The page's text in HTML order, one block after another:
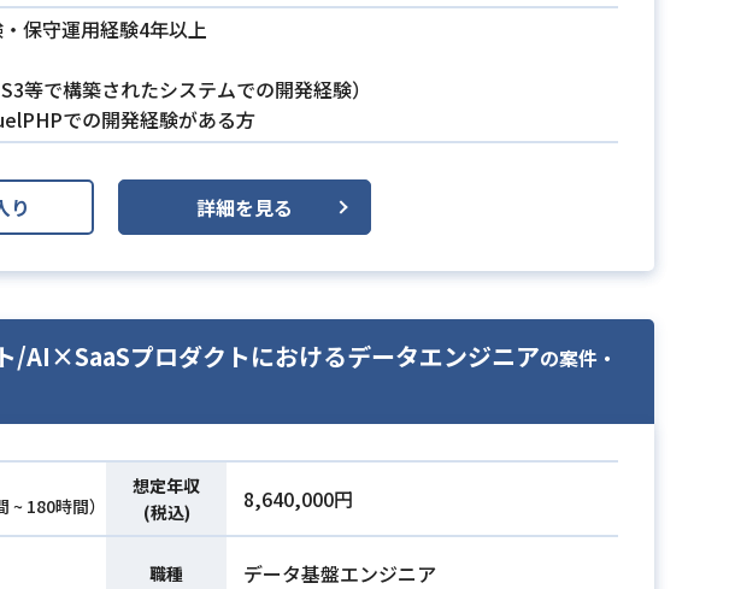
保守運用経験4年以上
等で構築されたシステムでの開発経験）
での開発経験がある方
り 詳細を見る
AI×SaaSプロダクトにおけるデータエンジニアの案件・
~ 180時間）
想定年収
(税込)
8,640,000円
職種 データ基盤エンジニア